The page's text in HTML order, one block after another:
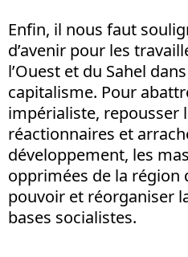
Enfin, il nous faut
d’avenir pour les
l’Ouest et du Sahel
capitalisme. Pour
impérialiste, repousser
réactionnaires et
développement, les
opprimées de la région
pouvoir et réorganiser
bases socialistes.